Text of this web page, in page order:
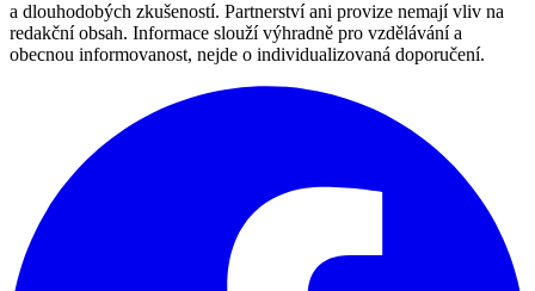
a dlouhodobých zkušeností. Partnerství ani provize nemají vliv na
redakční obsah. Informace slouží výhradně pro vzdělávání a
obecnou informovanost, nejde o individualizovaná doporučení.